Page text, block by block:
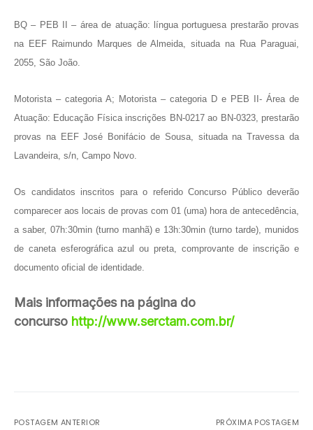
BQ – PEB II – área de atuação: língua portuguesa prestarão provas
na EEF Raimundo Marques de Almeida, situada na Rua Paraguai,
2055, São João.
Motorista – categoria A; Motorista – categoria D e PEB II- Área de
Atuação: Educação Física inscrições BN-0217 ao BN-0323, prestarão
provas na EEF José Bonifácio de Sousa, situada na Travessa da
Lavandeira, s/n, Campo Novo.
Os candidatos inscritos para o referido Concurso Público deverão
comparecer aos locais de provas com 01 (uma) hora de antecedência,
a saber, 07h:30min (turno manhã) e 13h:30min (turno tarde), munidos
de caneta esferográfica azul ou preta, comprovante de inscrição e
documento oficial de identidade.
Mais informações na página do
concurso http://www.serctam.com.br/
POSTAGEM ANTERIOR PRÓXIMA POSTAGEM